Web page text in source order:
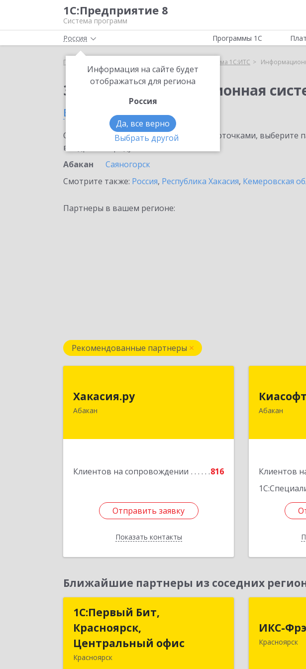
1С:Предприятие 8
Система программ
Россия
Информация на сайте будет
отображаться для региона
Россия
Да, все верно
Выбрать другой
Программы 1С
Главная Информационная система 1С:ИТС
Заказать Информационная
в Абакане
Ознакомьтесь с информационными карточками, выберите
внедрение продукта.
Абакан
Саяногорск
Смотрите также: Россия, Республика Хакасия, Кемеровская
Партнеры в вашем регионе:
Рекомендованные партнеры
Хакасия.ру
Абакан
Клиентов на сопровождении 816
Отправить заявку
Показать контакты
655017, Хакасия Респ, Абакан г,
Подробнее
Отправить заявку
Назад
Киасофт
Абакан
Клиентов
655017,
Ближайшие партнеры из соседних
1С:Первый Бит,
Красноярск,
Центральный офис
Красноярск
1С:Первый Бит,
Центральный офис
ИКС-
Красноярск